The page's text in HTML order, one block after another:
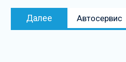
Далее
Следующая
запись
Автосервис